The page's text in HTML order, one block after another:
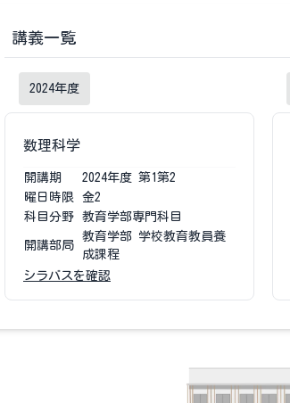
講義一覧
2024年度
数理科学
開講期 2024年度 第1第2
曜日時限
金2
科目分野
教育学部専門科目
開講部局
教育学部 学校教育教員養
成課程
シラバスを確認